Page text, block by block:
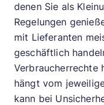
denen Sie als
Regelungen
mit Lieferanten
geschäftlich
Verbraucherrechte
hängt vom
kann bei